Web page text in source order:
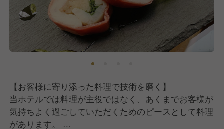
◾️私たちの考えに賛同できる方
当ホテルでは料理が主役ではなく、お客様の滞在が主
役です。
料理はお客様に気持ちよく過ごしていただくためのピ
お客様と向き合い、寄り添いながら料理を作っていく
姿勢を大切にできる方を求めています。
■謙虚さを持った方
【お客様に寄り添った料理で技術を磨く】
当ホテルでは料理が主役ではなく、あくまでお客様が
気持ちよく過ごしていただくためのピースとして料理
があります。